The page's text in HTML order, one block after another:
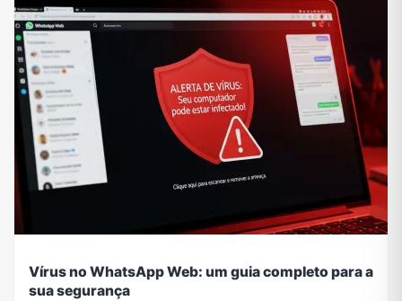
Vírus no WhatsApp Web: um guia completo para a
sua segurança